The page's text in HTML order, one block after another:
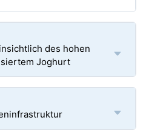
des hohen
Joghurt